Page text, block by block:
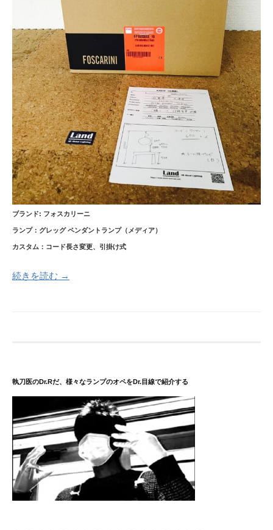
ブランド: フォスカリーニ
ランプ：グレッグ ペンダントランプ（メディア）
カスタム：コード長さ変更、引掛け式
続きを読む →
執刀医のDr.Rだ、様々なランプのオペをDr.目線で紹介する